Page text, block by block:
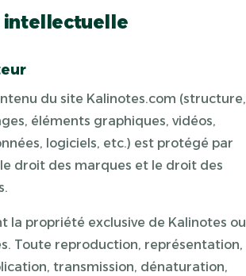
intellectuelle
du site Kalinotes.com (structure,
éléments graphiques, vidéos,
logiciels, etc.) est protégé par
droit des marques et le droit des
la propriété exclusive de Kalinotes ou
Toute reproduction, représentation,
transmission, dénaturation,